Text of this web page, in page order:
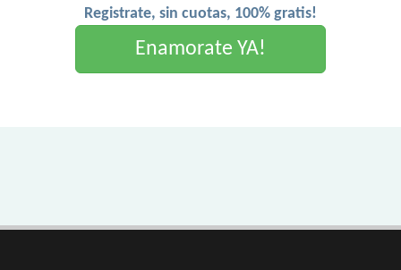
Registrate, sin cuotas, 100% gratis!
Enamorate YA!